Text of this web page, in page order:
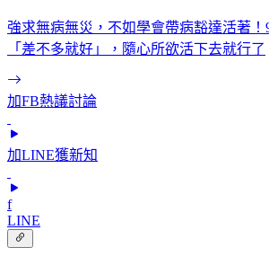
強求無病無災，不如學會帶病豁達活著！
「差不多就好」，隨心所欲活下去就行了
加FB熱議討論
加LINE獲新知
f
LINE